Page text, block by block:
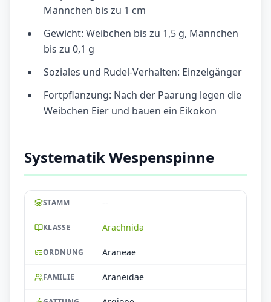
Männchen bis zu 1 cm
Gewicht: Weibchen bis zu 1,5 g, Männchen
bis zu 0,1 g
Soziales und Rudel-Verhalten: Einzelgänger
Fortpflanzung: Nach der Paarung legen die
Weibchen Eier und bauen ein Eikokon
Systematik Wespenspinne
STAMM --
KLASSE Arachnida
ORDNUNG Araneae
FAMILIE Araneidae